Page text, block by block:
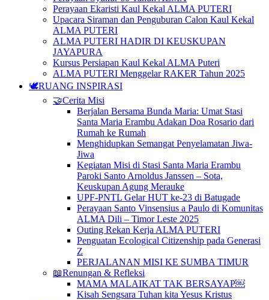
Perayaan Ekaristi Kaul Kekal ALMA PUTERI
Upacara Siraman dan Penguburan Calon Kaul Kekal
ALMA PUTERI
ALMA PUTERI HADIR DI KEUSKUPAN
JAYAPURA
Kursus Persiapan Kaul Kekal ALMA Puteri
ALMA PUTERI Menggelar RAKER Tahun 2025
🕊️RUANG INSPIRASI
🤝Cerita Misi
Berjalan Bersama Bunda Maria: Umat Stasi
Santa Maria Erambu Adakan Doa Rosario dari
Rumah ke Rumah
Menghidupkan Semangat Penyelamatan Jiwa-
Jiwa
Kegiatan Misi di Stasi Santa Maria Erambu
Paroki Santo Arnoldus Janssen – Sota,
Keuskupan Agung Merauke
UPF-PNTL Gelar HUT ke-23 di Batugade
Perayaan Santo Vinsensius a Paulo di Komunitas
ALMA Dili – Timor Leste 2025
Outing Rekan Kerja ALMA PUTERI
Penguatan Ecological Citizenship pada Generasi
Z
PERJALANAN MISI KE SUMBA TIMUR
📖Renungan & Refleksi
MAMA MALAIKAT TAK BERSAYAP￼
Kisah Sengsara Tuhan kita Yesus Kristus